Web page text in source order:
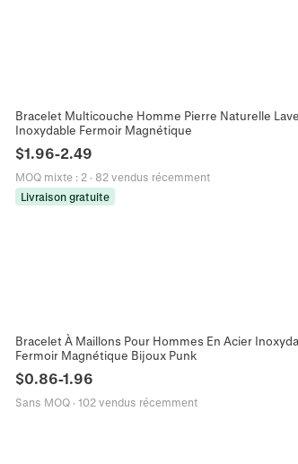
Bracelet Multicouche Homme Pierre Naturelle
Inoxydable Fermoir Magnétique
$1.96-2.49
MOQ mixte : 2 · 82 vendus récemment
Livraison gratuite
Bracelet À Maillons Pour Hommes En Acier
Fermoir Magnétique Bijoux Punk
$0.86-1.96
Sans MOQ · 102 vendus récemment